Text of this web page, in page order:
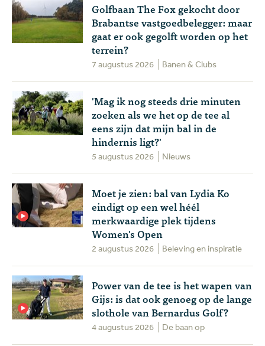
Golfbaan The Fox gekocht door
Brabantse vastgoedbelegger: maar
gaat er ook gegolft worden op het
terrein?
7 augustus 2026 Banen & Clubs
'Mag ik nog steeds drie minuten
zoeken als we het op de tee al
eens zijn dat mijn bal in de
hindernis ligt?'
5 augustus 2026 Nieuws
Moet je zien: bal van Lydia Ko
eindigt op een wel héél
merkwaardige plek tijdens
Women's Open
2 augustus 2026 Beleving en inspiratie
Power van de tee is het wapen van
Gijs: is dat ook genoeg op de lange
slothole van Bernardus Golf?
4 augustus 2026 De baan op